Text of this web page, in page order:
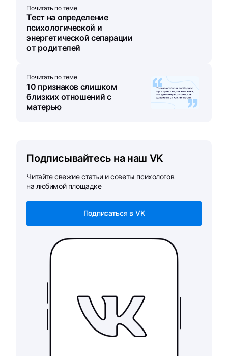
Почитать по теме
Тест на определение
психологической и
энергетической сепарации
от родителей
Почитать по теме
10 признаков слишком
близких отношений с
матерью
Подписывайтесь на наш VK
Читайте свежие статьи и советы психологов
на любимой площадке
Подписаться в VK